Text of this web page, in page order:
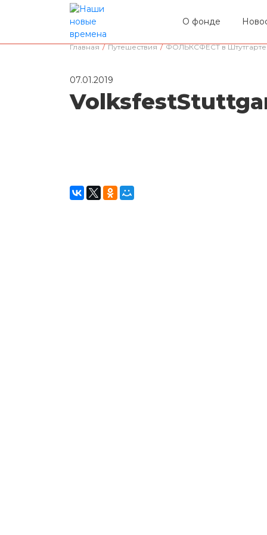
О фонде
Главная / Путешествия / ФОЛЬКСФЕСТ в Штутгарте
07.01.2019